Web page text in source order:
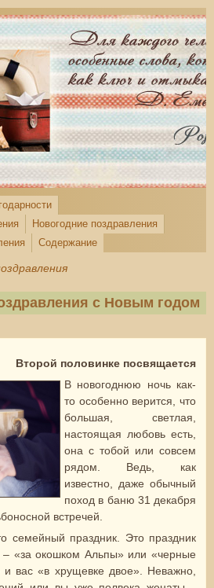
Новогодние поздравления
Содержание
с Новым годом
Второй половинке посвящается
В новогоднюю ночь как-
то особенно верится, что
большая, светлая,
настоящая любовь есть,
она с тобой или совсем
рядом. Ведь, как
известно, даже обычный
поход в баню 31 декабря
встречей.
семейный праздник. Это праздник
«за окошком Альпы» или «черные
вас «в хрущевке двое». Неважно,